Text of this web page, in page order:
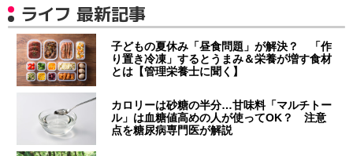
ライフ 最新記事
子どもの夏休み「昼食問題」が解決？ 「作
り置き冷凍」するとうまみ＆栄養が増す食材
とは【管理栄養士に聞く】
カロリーは砂糖の半分…甘味料「マルチトー
ル」は血糖値高めの人が使ってOK？ 注意
点を糖尿病専門医が解説